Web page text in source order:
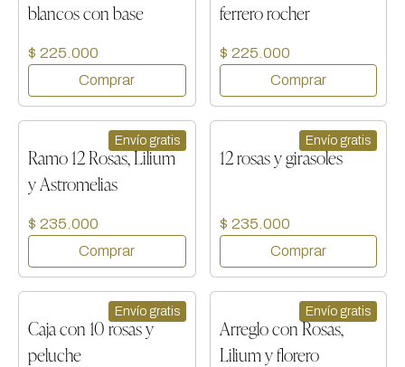
blancos con base
$ 225.000
ferrero rocher
$ 225.000
Envío gratis
Ramo 12 Rosas, Lilium
y Astromelias
$ 235.000
Envío gratis
12 rosas y girasoles
$ 235.000
Envío gratis
Caja con 10 rosas y
peluche
Envío gratis
Arreglo con Rosas,
Lilium y florero